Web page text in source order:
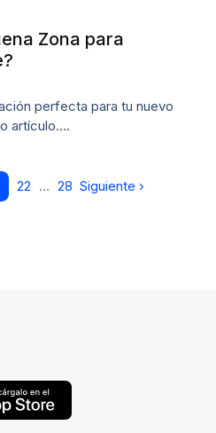
Zona para
perfecta para tu nuevo
artículo.…
22 … 28 Siguiente ›